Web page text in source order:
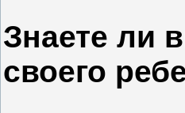
Знаете ли
своего